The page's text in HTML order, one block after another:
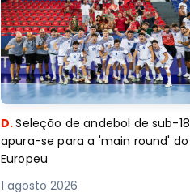
D.Seleção de andebol de sub-18
apura-se para a 'main round' do
Europeu
1 agosto 2026